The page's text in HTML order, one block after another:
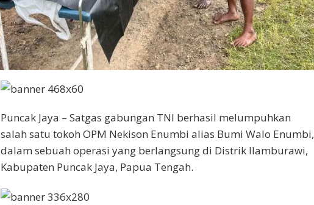
Puncak Jaya – Satgas gabungan TNI berhasil melumpuhkan
salah satu tokoh OPM Nekison Enumbi alias Bumi Walo Enumbi,
dalam sebuah operasi yang berlangsung di Distrik Ilamburawi,
Kabupaten Puncak Jaya, Papua Tengah.